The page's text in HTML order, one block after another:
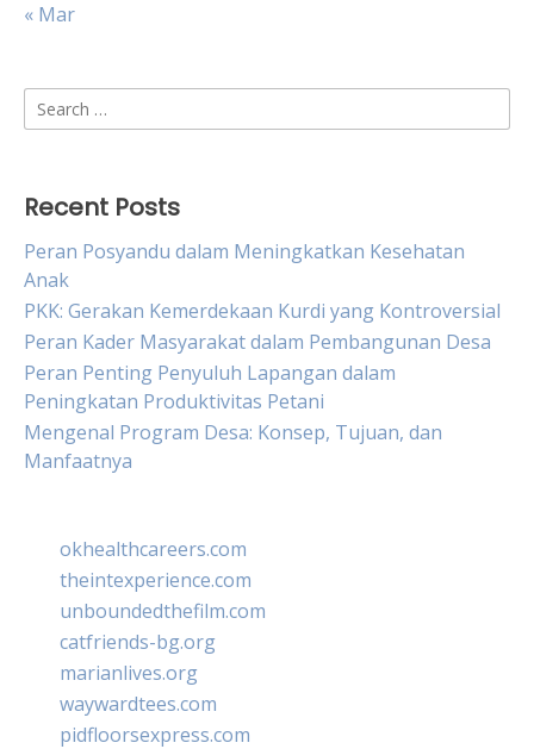
« Mar
Search
for:
Recent Posts
Peran Posyandu dalam Meningkatkan Kesehatan
Anak
PKK: Gerakan Kemerdekaan Kurdi yang Kontroversial
Peran Kader Masyarakat dalam Pembangunan Desa
Peran Penting Penyuluh Lapangan dalam
Peningkatan Produktivitas Petani
Mengenal Program Desa: Konsep, Tujuan, dan
Manfaatnya
okhealthcareers.com
theintexperience.com
unboundedthefilm.com
catfriends-bg.org
marianlives.org
waywardtees.com
pidfloorsexpress.com